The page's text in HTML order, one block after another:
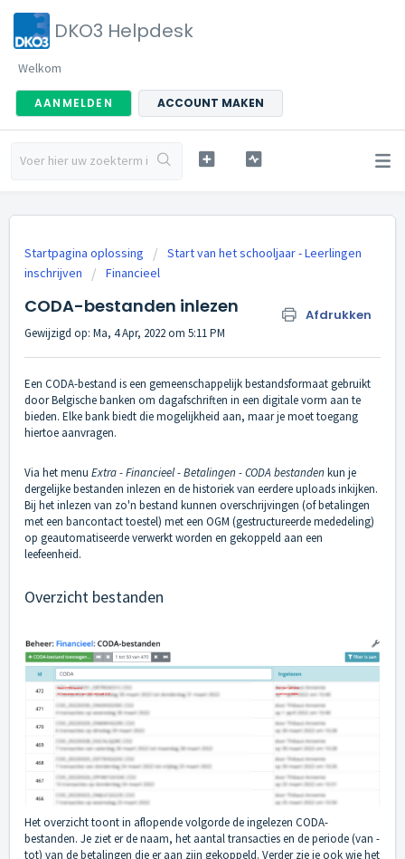
DKO3 Helpdesk
Welkom
AANMELDEN ACCOUNT MAKEN
Startpagina oplossing
Start van het schooljaar - Leerlingen
inschrijven
Financieel
CODA-bestanden inlezen Afdrukken
Gewijzigd op: Ma, 4 Apr, 2022 om 5:11 PM
Een CODA-bestand is een gemeenschappelijk bestandsformaat gebruikt
door Belgische banken om dagafschriften in een digitale vorm aan te
bieden. Elke bank biedt die mogelijkheid aan, maar je moet toegang
hiertoe aanvragen.
Via het menu Extra - Financieel - Betalingen - CODA bestandenkun je
dergelijke bestanden inlezen en de historiek van eerdere uploads inkijken.
Bij het inlezen van zo'n bestand kunnen overschrijvingen (of betalingen
met een bancontact toestel) met een OGM (gestructureerde mededeling)
op geautomatiseerde verwerkt worden en gekoppeld aan een
leefeenheid.
Overzicht bestanden
Het overzicht toont in aflopende volgorde de ingelezen CODA-
bestanden. Je ziet er de naam, het aantal transacties en de periode (van -
tot) van de betalingen die er aan zijn gekoppeld. Verder zie je ook wie het